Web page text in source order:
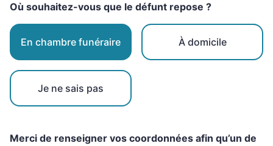
Où souhaitez-vous que le défunt repose ?
En chambre funéraire À domicile
Je ne sais pas
Merci de renseigner vos coordonnées afin qu’un de